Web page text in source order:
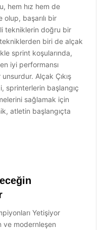
hem hız hem de
olup, başarılı bir
tekniklerin doğru bir
biri de alçak
sprint koşularında,
iyi performansı
Alçak Çıkış
sprinterlerin başlangıç
sağlamak için
atletin başlangıçta
Yetişiyor
ve modernleşen